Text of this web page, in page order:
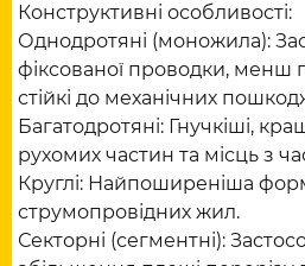
Конструктивні особливості:
Однодротяні (моножила):
фіксованої проводки, менш
стійкі до механічних
Багатодротяні: Гнучкіші,
рухомих частин та місць з
Круглі: Найпоширеніша
струмопровідних жил.
Секторні (сегментні):